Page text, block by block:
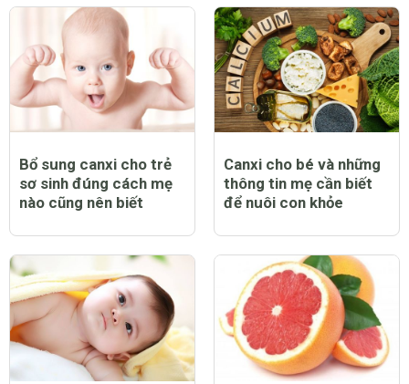
Bổ sung canxi cho trẻ
sơ sinh đúng cách mẹ
nào cũng nên biết
Canxi cho bé và những
thông tin mẹ cần biết
để nuôi con khỏe